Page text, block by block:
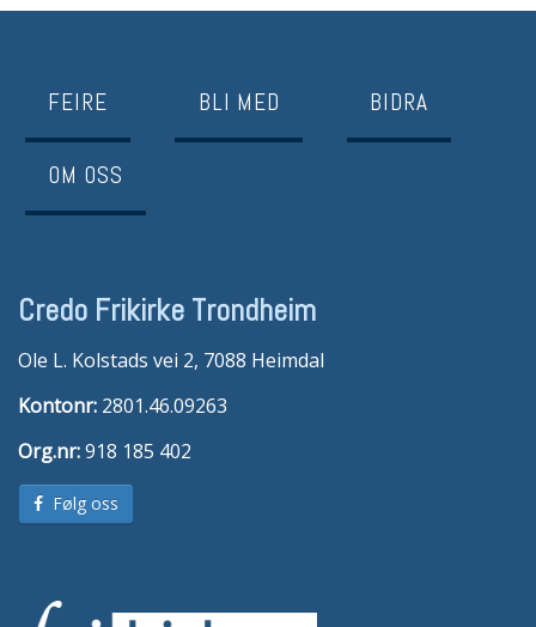
FEIRE BLI MED BIDRA
OM OSS
Credo Frikirke Trondheim
Ole L. Kolstads vei 2, 7088 Heimdal
Kontonr: 2801.46.09263
Org.nr:918 185 402
Følg oss